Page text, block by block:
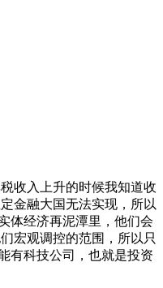
收入上升的时候我知道收
金融大国无法实现，所以
体经济再泥潭里，他们会
宏观调控的范围，所以只
有科技公司，也就是投资